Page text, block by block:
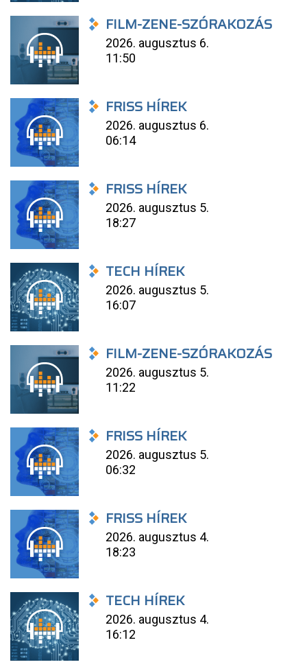
FILM-ZENE-SZÓRAKOZÁS
2026. augusztus 6.
11:50
FRISS HÍREK
2026. augusztus 6.
06:14
FRISS HÍREK
2026. augusztus 5.
18:27
TECH HÍREK
2026. augusztus 5.
16:07
FILM-ZENE-SZÓRAKOZÁS
2026. augusztus 5.
11:22
FRISS HÍREK
2026. augusztus 5.
06:32
FRISS HÍREK
2026. augusztus 4.
18:23
TECH HÍREK
2026. augusztus 4.
16:12